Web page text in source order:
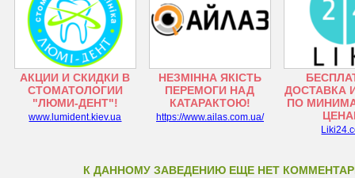
АКЦИИ И СКИДКИ В
СТОМАТОЛОГИИ
"ЛЮМИ-ДЕНТ"!
www.lumident.kiev.ua
НЕЗМІННА ЯКІСТЬ
ПЕРЕМОГИ НАД
КАТАРАКТОЮ!
https://www.ailas.com.ua/
ДОСТАВКА
ПО
К ДАННОМУ ЗАВЕДЕНИЮ ЕЩЕ НЕТ